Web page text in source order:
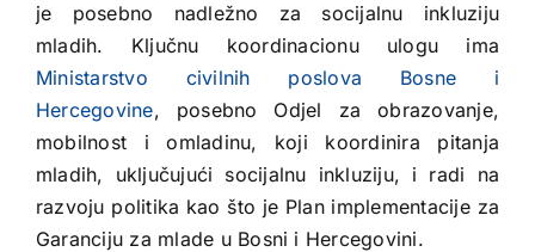
je posebno nadležno za socijalnu inkluziju
mladih. Ključnu koordinacionu ulogu ima
Ministarstvo civilnih poslova Bosne i
Hercegovine, posebno Odjel za obrazovanje,
mobilnost i omladinu, koji koordinira pitanja
mladih, uključujući socijalnu inkluziju, i radi na
razvoju politika kao što je Plan implementacije za
Garanciju za mlade u Bosni i Hercegovini.